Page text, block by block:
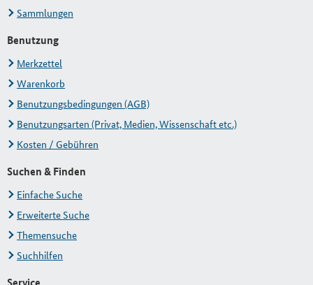
Sammlungen
Benutzung
Merkzettel
Warenkorb
Benutzungsbedingungen (AGB)
Benutzungsarten (Privat, Medien, Wissenschaft etc.)
Kosten / Gebühren
Suchen & Finden
Einfache Suche
Erweiterte Suche
Themensuche
Suchhilfen